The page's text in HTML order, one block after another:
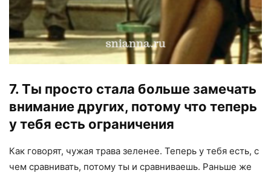
7. Ты просто стала больше замечать
внимание других, потому что теперь
у тебя есть ограничения
Как говорят, чужая трава зеленее. Теперь у тебя есть, с
чем сравнивать, потому ты и сравниваешь. Раньше же